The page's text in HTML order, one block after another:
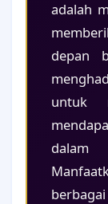
adalah
depan
untuk
dalam